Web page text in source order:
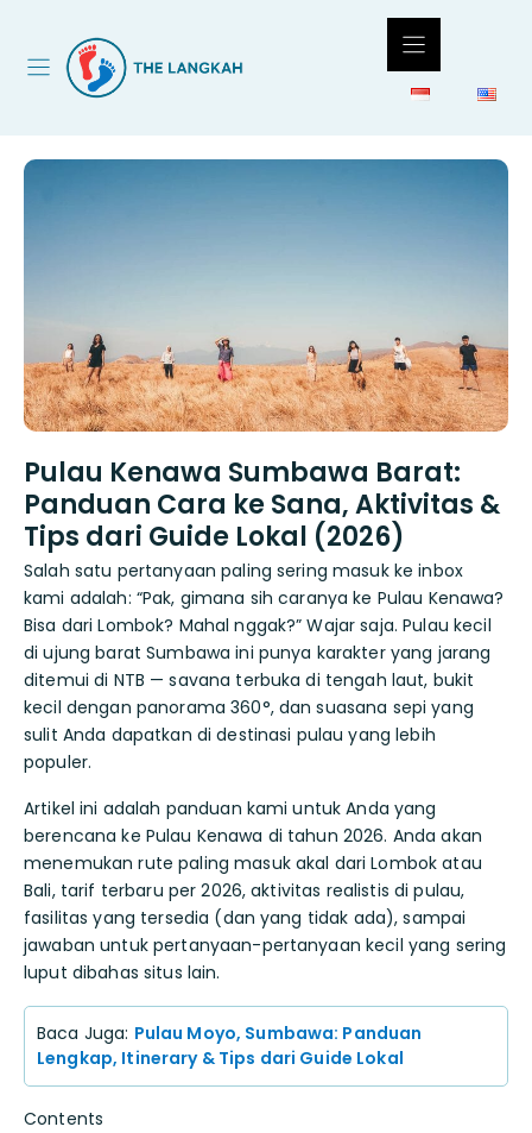
Pulau Kenawa Sumbawa Barat:
Panduan Cara ke Sana, Aktivitas &
Tips dari Guide Lokal (2026)
Salah satu pertanyaan paling sering masuk ke inbox
kami adalah: “Pak, gimana sih caranya ke Pulau Kenawa?
Bisa dari Lombok? Mahal nggak?” Wajar saja. Pulau kecil
di ujung barat Sumbawa ini punya karakter yang jarang
ditemui di NTB — savana terbuka di tengah laut, bukit
kecil dengan panorama 360°, dan suasana sepi yang
sulit Anda dapatkan di destinasi pulau yang lebih
populer.
Artikel ini adalah panduan kami untuk Anda yang
berencana ke Pulau Kenawa di tahun 2026. Anda akan
menemukan rute paling masuk akal dari Lombok atau
Bali, tarif terbaru per 2026, aktivitas realistis di pulau,
fasilitas yang tersedia (dan yang tidak ada), sampai
jawaban untuk pertanyaan-pertanyaan kecil yang sering
luput dibahas situs lain.
Baca Juga: Pulau Moyo, Sumbawa: Panduan
Lengkap, Itinerary & Tips dari Guide Lokal
Contents